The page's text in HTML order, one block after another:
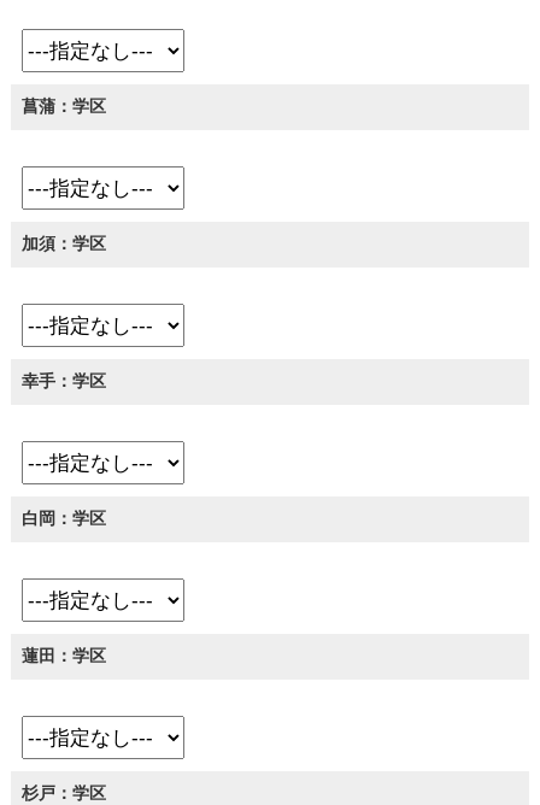
菖蒲：学区
加須：学区
幸手：学区
白岡：学区
蓮田：学区
杉戸：学区